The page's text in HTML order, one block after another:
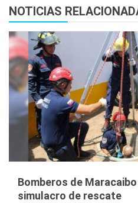
NOTICIAS
Bomberos de
simulacro de rescate